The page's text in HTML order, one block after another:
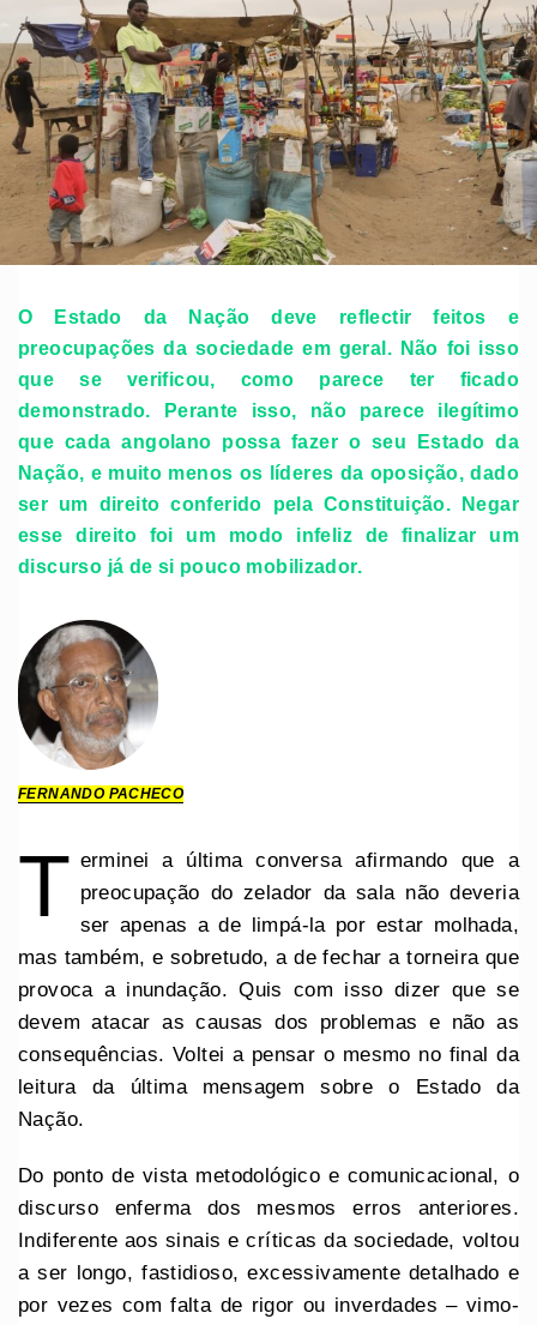
O Estado da Nação deve reflectir feitos e
preocupações da sociedade em geral. Não foi isso
que se verificou, como parece ter ficado
demonstrado. Perante isso, não parece ilegítimo
que cada angolano possa fazer o seu Estado da
Nação, e muito menos os líderes da oposição, dado
ser um direito conferido pela Constituição. Negar
esse direito foi um modo infeliz de finalizar um
discurso já de si pouco mobilizador.
FERNANDO PACHECO
T erminei a última conversa afirmando que a
preocupação do zelador da sala não deveria
ser apenas a de limpá-la por estar molhada,
mas também, e sobretudo, a de fechar a torneira que
provoca a inundação. Quis com isso dizer que se
devem atacar as causas dos problemas e não as
consequências. Voltei a pensar o mesmo no final da
leitura da última mensagem sobre o Estado da
Nação.
Do ponto de vista metodológico e comunicacional, o
discurso enferma dos mesmos erros anteriores.
Indiferente aos sinais e críticas da sociedade, voltou
a ser longo, fastidioso, excessivamente detalhado e
por vezes com falta de rigor ou inverdades – vimo-